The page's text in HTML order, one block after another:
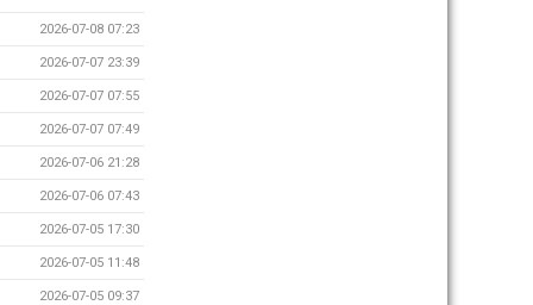
2026-07-08 07:23
2026-07-07 23:39
2026-07-07 07:55
2026-07-07 07:49
2026-07-06 21:28
2026-07-06 07:43
2026-07-05 17:30
2026-07-05 11:48
2026-07-05 09:37